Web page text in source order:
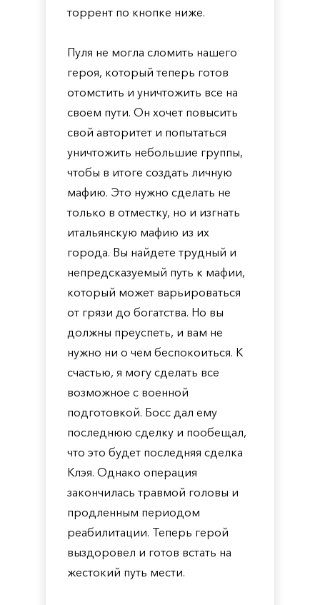
торрент по кнопке ниже.
Пуля не могла сломить нашего
героя, который теперь готов
отомстить и уничтожить все на
своем пути. Он хочет повысить
свой авторитет и попытаться
уничтожить небольшие группы,
чтобы в итоге создать личную
мафию. Это нужно сделать не
только в отместку, но и изгнать
итальянскую мафию из их
города. Вы найдете трудный и
непредсказуемый путь к мафии,
который может варьироваться
от грязи до богатства. Но вы
должны преуспеть, и вам не
нужно ни о чем беспокоиться. К
счастью, я могу сделать все
возможное с военной
подготовкой. Босс дал ему
последнюю сделку и пообещал,
что это будет последняя сделка
Клэя. Однако операция
закончилась травмой головы и
продленным периодом
реабилитации. Теперь герой
выздоровел и готов встать на
жестокий путь мести.